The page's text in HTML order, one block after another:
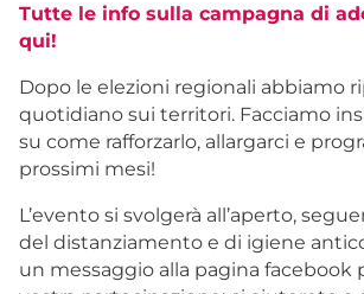
Tutte le info sulla campagna di
qui!
Dopo le elezioni regionali abbiamo
quotidiano sui territori. Facciamo
su come rafforzarlo, allargarci e
prossimi mesi!
L’evento si svolgerà all’aperto,
del distanziamento e di igiene
un messaggio alla pagina facebook